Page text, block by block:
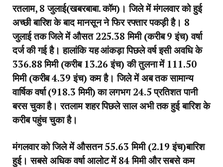
रतलाम, 8 जुलाई(खबरबाबा. कॉम)। जिले में मंगलवार को हुई
अच्छी बारिश के बाद मानसून ने फिर रफ्तार पकड़ी है। 8
जुलाई तक जिले में औसत 225.38 मिमी (करीब 9 इंच) वर्षा
दर्ज की गई है। हालांकि यह आंकड़ा पिछले वर्ष इसी अवधि के
336.88 मिमी (करीब 13.26 इंच) की तुलना में 111.50
मिमी (करीब 4.39 इंच) कम है। जिले में अब तक सामान्य
वार्षिक वर्षा (918.3 मिमी) का लगभग 24.5 प्रतिशत पानी
बरस चुका है। रतलाम शहर पिछले साल अभी तक हुई बारिश के
करीब पहुंच चुका है।
मंगलवार को जिले में औसतन 55.63 मिमी (2.19 इंच)बारिश
हुई। सबसे अधिक वर्षा आलोट में 84 मिमी और सबसे कम